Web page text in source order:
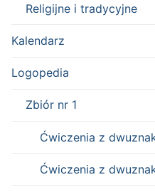
Religijne i tradycyjne
Kalendarz
Logopedia
Zbiór nr 1
Ćwiczenia z
Ćwiczenia z